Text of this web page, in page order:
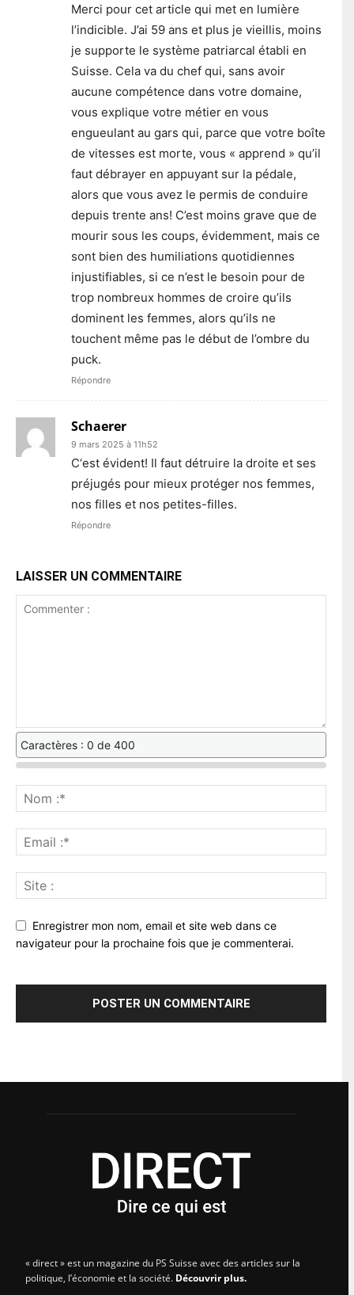
Merci pour cet article qui met en lumière
l’indicible. J’ai 59 ans et plus je vieillis, moins
je supporte le système patriarcal établi en
Suisse. Cela va du chef qui, sans avoir
aucune compétence dans votre domaine,
vous explique votre métier en vous
engueulant au gars qui, parce que votre boîte
de vitesses est morte, vous « apprend » qu’il
faut débrayer en appuyant sur la pédale,
alors que vous avez le permis de conduire
depuis trente ans! C’est moins grave que de
mourir sous les coups, évidemment, mais ce
sont bien des humiliations quotidiennes
injustifiables, si ce n’est le besoin pour de
trop nombreux hommes de croire qu’ils
dominent les femmes, alors qu’ils ne
touchent même pas le début de l’ombre du
puck.
Répondre
Schaerer
9 mars 2025 à 11h52
C‘est évident! Il faut détruire la droite et ses
préjugés pour mieux protéger nos femmes,
nos filles et nos petites-filles.
Répondre
LAISSER UN COMMENTAIRE
Caractères : 0 de 400
Enregistrer mon nom, email et site web dans ce
navigateur pour la prochaine fois que je commenterai.
« direct » est un magazine du PS Suisse avec des articles sur la
politique, l’économie et la société. Découvrir plus.